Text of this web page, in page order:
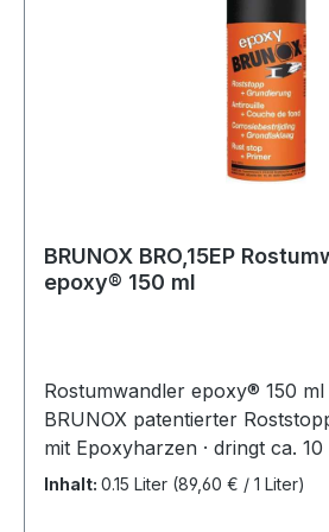
(nur Glanz entfernen) ·
Füller oder direkt die
Weitere technische
BRUNOX BRO,15EP
epoxy® 150 ml
Rostumwandler epoxy® 150
BRUNOX patentierter
mit Epoxyharzen · dringt ca.
Rostporen ein als
Inhalt: 0.15 Liter (89,60 € / 1 Liter)